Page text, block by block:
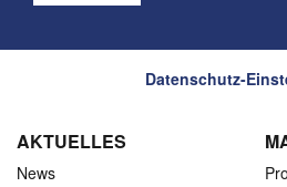
Datenschutz-
AKTUELLES
News